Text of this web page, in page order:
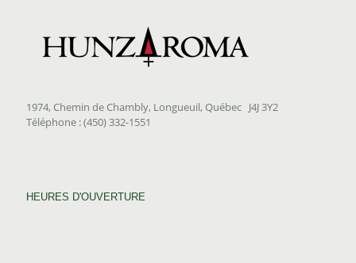
1974, Chemin de Chambly, Longueuil, Québec J4J 3Y2
Téléphone : (450) 332-1551
HEURES D'OUVERTURE